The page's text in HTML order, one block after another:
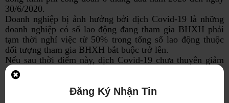
30/6/2020.
Doanh nghiệp bị ảnh hưởng bởi dịch Covid-19 là những
doanh nghiệp có số lao động đang tham gia BHXH phải
tạm thời nghỉ việc từ 50% trong tổng số lao động thuộc
đối tượng tham gia BHXH bắt buộc trở lên.
Nếu sau thời điểm này, dịch Covid-19 chưa thuyên giảm
và doanh nghiệp còn tiếp tục khó khăn thì thời gian được
lùi đến ngày 31/12/2020.
6. Miễn, giảm lãi, phí theo quy định nội bộ của tổ
Đăng Ký Nhận Tin